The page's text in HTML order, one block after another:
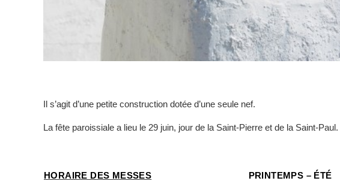
Il s’agit d’une petite construction dotée d’une seule nef.
La fête paroissiale a lieu le 29 juin, jour de la Saint-Pierre et de la Saint-Paul.
HORAIRE DES MESSES PRINTEMPS – ÉTÉ